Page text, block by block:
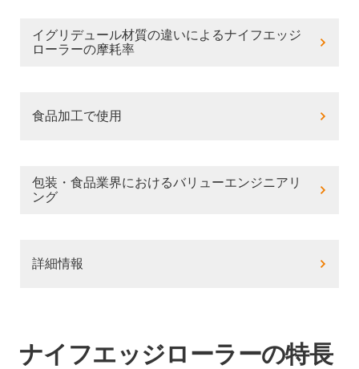
イグリデュール材質の違いによるナイフエッジ
ローラーの摩耗率
食品加工で使用
包装・食品業界におけるバリューエンジニアリ
ング
詳細情報
ナイフエッジローラーの特長